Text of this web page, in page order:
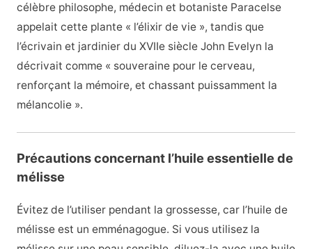
célèbre philosophe, médecin et botaniste Paracelse
appelait cette plante « l’élixir de vie », tandis que
l’écrivain et jardinier du XVIIe siècle John Evelyn la
décrivait comme « souveraine pour le cerveau,
renforçant la mémoire, et chassant puissamment la
mélancolie ».
Précautions concernant l’huile essentielle de
mélisse
Évitez de l’utiliser pendant la grossesse, car l’huile de
mélisse est un emménagogue. Si vous utilisez la